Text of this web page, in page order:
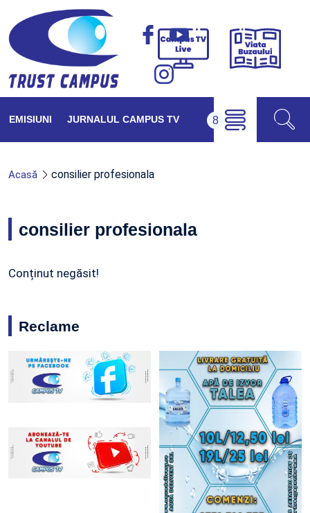
Campus
Viața
EMISIUNI JURNALUL CAMPUS TV
Acasă consilier profesionala
consilier profesionala
Conținut negăsit!
Reclame